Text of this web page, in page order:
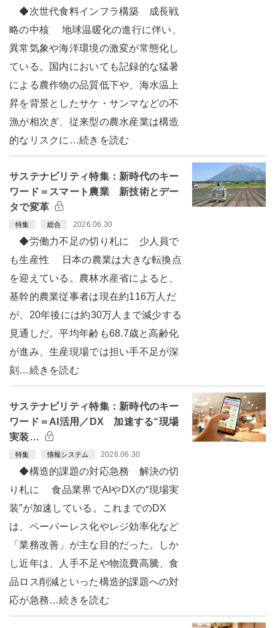
◆次世代食料インフラ構築 成長戦
略の中核 地球温暖化の進行に伴い、
異常気象や海洋環境の激変が常態化し
ている。国内においても記録的な猛暑
による農作物の品質低下や、海水温上
昇を背景としたサケ・サンマなどの不
漁が相次ぎ、従来型の農水産業は構造
的なリスクに…続きを読む
サステナビリティ特集：新時代のキー
ワード＝スマート農業 新技術とデー
タで変革
特集 総合 2026.06.30
◆労働力不足の切り札に 少人員で
も生産性 日本の農業は大きな転換点
を迎えている。農林水産省によると、
基幹的農業従事者は現在約116万人だ
が、20年後には約30万人まで減少する
見通しだ。平均年齢も68.7歳と高齢化
が進み、生産現場では担い手不足が深
刻…続きを読む
サステナビリティ特集：新時代のキー
ワード＝AI活用／DX 加速する“現場
実装…
特集 情報システム 2026.06.30
◆構造的課題の対応急務 解決の切
り札に 食品業界でAIやDXの“現場実
装”が加速している。これまでのDX
は、ペーパーレス化やレジ効率化など
「業務改善」が主な目的だった。しか
し近年は、人手不足や物流費高騰、食
品ロス削減といった構造的課題への対
応が急務…続きを読む